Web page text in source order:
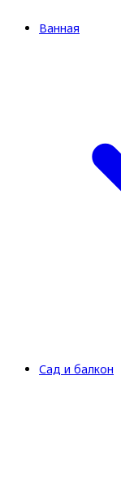
Ванная
Сад и балкон